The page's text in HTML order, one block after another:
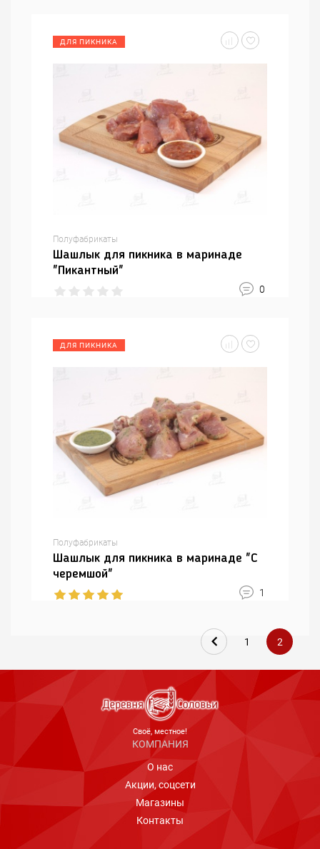
ДЛЯ ПИКНИКА
Полуфабрикаты
Шашлык для пикника в маринаде
"Пикантный"
0
ДЛЯ ПИКНИКА
Полуфабрикаты
Шашлык для пикника в маринаде "С
черемшой"
1
1 2
Cвоё, местное!
КОМПАНИЯ
О нас
Акции, соцсети
Магазины
Контакты